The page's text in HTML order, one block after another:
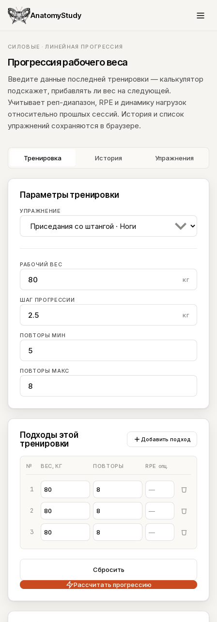
AnatomyStudy
СИЛОВЫЕ · ЛИНЕЙНАЯ ПРОГРЕССИЯ
Прогрессия рабочего веса
Введите данные последней тренировки — калькулятор
подскажет, прибавлять ли вес на следующей.
Учитывает реп-диапазон, RPE и динамику нагрузок
относительно прошлых сессий. История и список
упражнений сохраняются в браузере.
Тренировка История Упражнения
Параметры тренировки
УПРАЖНЕНИЕ
РАБОЧИЙ ВЕС
кг
ШАГ ПРОГРЕССИИ
кг
ПОВТОРЫ МИН
ПОВТОРЫ МАКС
Подходы этой
тренировки
Добавить подход
№ ВЕС, КГ ПОВТОРЫ RPE опц.
1
2
3
Рассчитать прогрессию
Сбросить